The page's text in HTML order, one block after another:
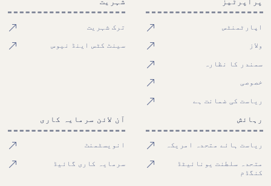
اپارٹمنٹس
ولاز
سمندر کا نظارہ
خصوصی
ریاست کی ضمانت ہے
ترک شہریت
سینٹ کٹس اینڈ نیوس
رہائش
ریاست ہائے متحدہ امریکہ
متحدہ سلطنت یونائیٹڈ
کنگڈم
آن لائن سرمایہ کاری
انویسٹمنٹ
سرمایہ کاری گائیڈ